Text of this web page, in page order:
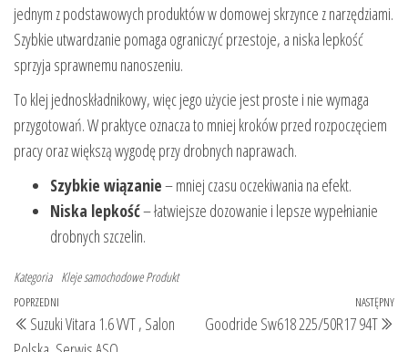
jednym z podstawowych produktów w domowej skrzynce z narzędziami.
Szybkie utwardzanie pomaga ograniczyć przestoje, a niska lepkość
sprzyja sprawnemu nanoszeniu.
To klej jednoskładnikowy, więc jego użycie jest proste i nie wymaga
przygotowań. W praktyce oznacza to mniej kroków przed rozpoczęciem
pracy oraz większą wygodę przy drobnych naprawach.
Szybkie wiązanie– mniej czasu oczekiwania na efekt.
Niska lepkość– łatwiejsze dozowanie i lepsze wypełnianie
drobnych szczelin.
Kategoria Kleje samochodowe Produkt
Nawigacja
wpisu
Poprzedni
wpis
POPRZEDNI
Suzuki Vitara 1.6 VVT , Salon
NASTĘPNY
Goodride Sw618 225/50R17 94T